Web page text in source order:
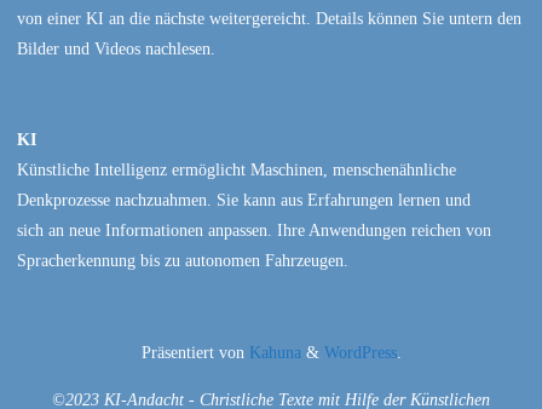
von einer KI an die nächste weitergereicht. Details können Sie untern den
Bilder und Videos nachlesen.
KI
Künstliche Intelligenz ermöglicht Maschinen, menschenähnliche
Denkprozesse nachzuahmen. Sie kann aus Erfahrungen lernen und
sich an neue Informationen anpassen. Ihre Anwendungen reichen von
Spracherkennung bis zu autonomen Fahrzeugen.
Präsentiert von Kahuna & WordPress.
©2023 KI-Andacht - Christliche Texte mit Hilfe der Künstlichen